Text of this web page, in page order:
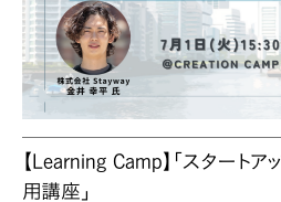
【Learning Camp】「スタート
用講座」